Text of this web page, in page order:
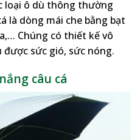
loại ô dù thông thường
là dòng mái che bằng bạt
Chúng có thiết kế vô
được sức gió, sức nóng.
câu cá